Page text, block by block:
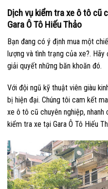
Dịch vụ kiểm tra xe ô tô cũ
Gara Ô Tô Hiếu Thảo
Bạn đang có ý định mua một
lượng và tình trạng của xe?. Hãy
giải quyết những băn khoăn đó.
Với đội ngũ kỹ thuật viên giàu
bị hiện đại. Chúng tôi cam kết
xe ô tô cũ chuyên nghiệp,
kiểm tra xe tại Gara Ô Tô Hiếu